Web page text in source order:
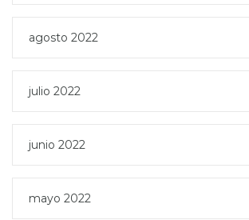
agosto 2022
julio 2022
junio 2022
mayo 2022